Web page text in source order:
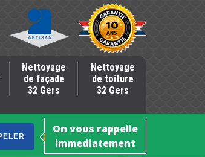
Nettoyage
de façade
32 Gers
Nettoyage
de toiture
32 Gers
On vous rappelle
immediatement